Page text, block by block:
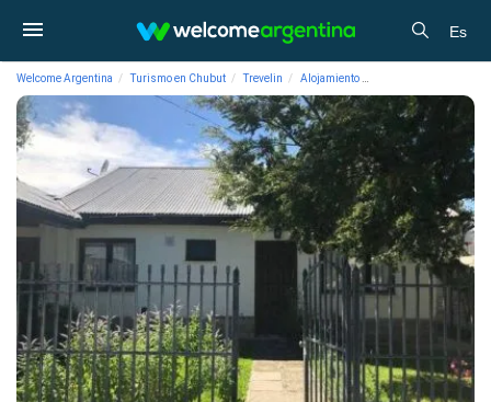
Es
Welcome Argentina Turismo en Chubut Trevelin Alojamiento